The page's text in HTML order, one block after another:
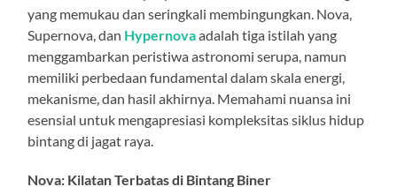
yang memukau dan seringkali membingungkan. Nova,
Supernova, dan Hypernovaadalah tiga istilah yang
menggambarkan peristiwa astronomi serupa, namun
memiliki perbedaan fundamental dalam skala energi,
mekanisme, dan hasil akhirnya. Memahami nuansa ini
esensial untuk mengapresiasi kompleksitas siklus hidup
bintang di jagat raya.
Nova: Kilatan Terbatas di Bintang Biner